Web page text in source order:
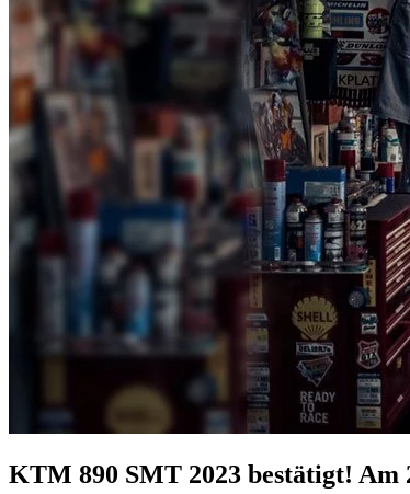
KTM 890 SMT 2023 bestätigt! Am